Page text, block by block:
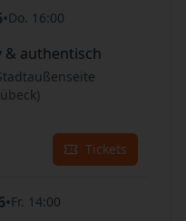
•Do. 16:00
authentisch
Tickets
•Fr. 14:00